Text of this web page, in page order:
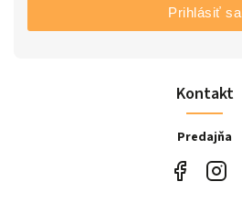
Kontakt
Predajňa
Prihlásiť sa